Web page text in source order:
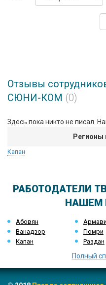
Отзывы
СЮНИ-КОМ (0)
Здесь пока никто не писал.
Регионы
Капан
РАБОТОДАТЕЛИ
НАШЕМ
Абовян
Ванадзор
Гюмри
Капан
Раздан
Полный